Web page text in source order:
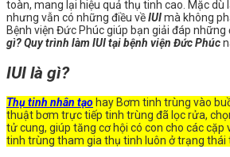
toàn, mang lại hiệu quả thụ tinh cao. Mặc dù
nhưng vẫn có những điều vềIUImà không
Bệnh viện Đức Phúc giúp bạn giải đáp
gì? Quy trình làm IUI tại bệnh viện Đức Phúc
IUI là gì?
Thụ tinh nhân tạo hay Bơm tinh trùng vào
thuật bơm trực tiếp tinh trùng đã lọc rửa,
tử cung, giúp tăng cơ hội có con cho các cặp
tinh trùng tham gia thụ tinh luôn ở trạng thái